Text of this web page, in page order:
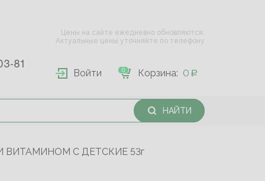
Цены на сайте ежедневно обновляются.
Актуальные цены уточняйте по телефону
81
Войти Корзина: 0
0
НАЙТИ
С ДЕТСКИЕ 53г